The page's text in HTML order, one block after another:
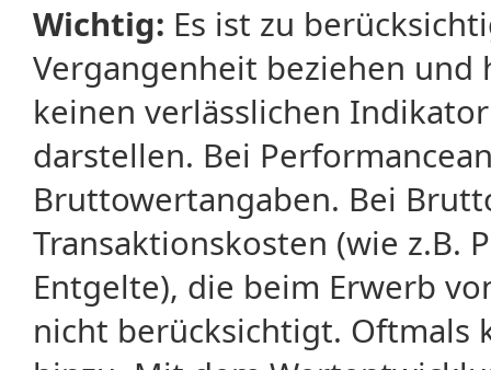
Wichtig: Es ist zu
Vergangenheit beziehen
keinen verlässlichen
darstellen. Bei
Bruttowertangaben. Bei
Transaktionskosten (wie z.B.
Entgelte), die beim Erwerb
nicht berücksichtigt. Oftmals